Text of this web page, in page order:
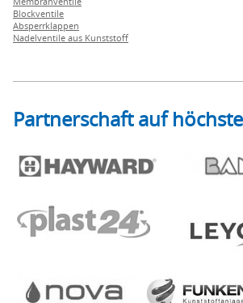
Blockventile
Absperrklappen
Nadelventile aus Kunststoff
Partnerschaft auf